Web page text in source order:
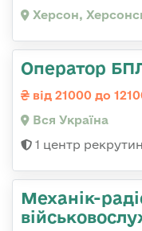
Херсон,
Оператор
від 21000 до
Вся Україна
1 центр
Механік-